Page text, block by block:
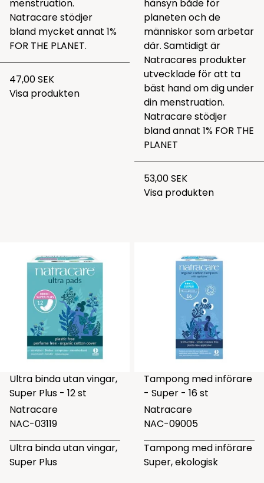
menstruation.
Natracare stödjer
bland mycket annat 1%
FOR THE PLANET.
47,00 SEK
Visa produkten
hänsyn både för
planeten och de
människor som arbetar
där. Samtidigt är
Natracares produkter
utvecklade för att ta
bäst hand om dig under
din menstruation.
Natracare stödjer
bland annat 1% FOR THE
PLANET
53,00 SEK
Visa produkten
Ultra binda utan vingar,
Super Plus - 12 st
Natracare
NAC-03119
Ultra binda utan vingar,
Super Plus
Tampong med införare
- Super - 16 st
Natracare
NAC-09005
Tampong med införare
Super, ekologisk